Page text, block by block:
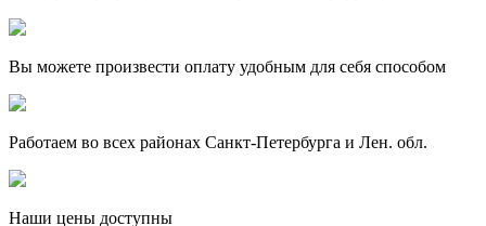
Вы можете произвести оплату удобным для себя способом
Работаем во всех районах Санкт-Петербурга и Лен. обл.
Наши цены доступны